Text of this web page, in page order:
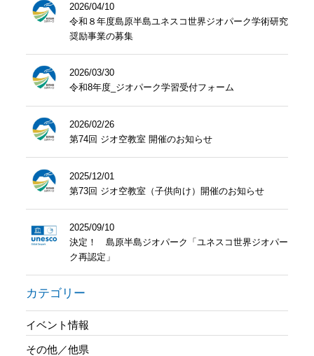
2026/04/10
令和８年度島原半島ユネスコ世界ジオパーク学術研究
奨励事業の募集
2026/03/30
令和8年度_ジオパーク学習受付フォーム
2026/02/26
第74回 ジオ空教室 開催のお知らせ
2025/12/01
第73回 ジオ空教室（子供向け）開催のお知らせ
2025/09/10
決定！ 島原半島ジオパーク「ユネスコ世界ジオパー
ク再認定」
カテゴリー
イベント情報
その他／他県